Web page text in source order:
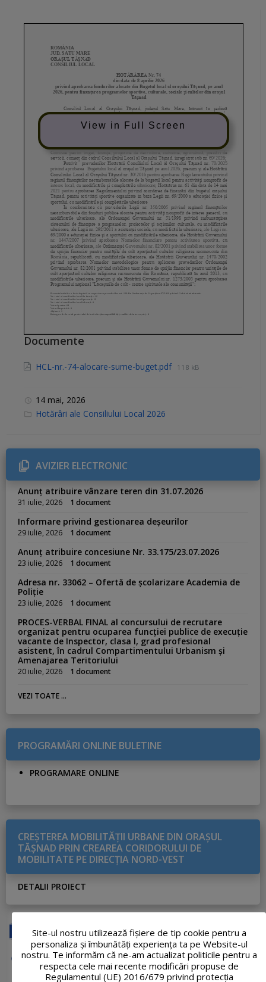
View in Full Screen
Documente
HCL-nr.-74-alocare-sume-buget.pdf 118 kB
14 mai, 2026
C
r
i
e
s
Hotărâri ale Consiliului Local 2026
AVIZIER ELECTRONIC
Anunț atribuire vânzare teren din 31.07.2026
31 iulie, 2026 1 document
Informare privind gestionarea deșeurilor
29 iulie, 2026 1 document
Anunț atribuire concesiune Nr. 33.175/23.07.2026
23 iulie, 2026 1 document
Adresa nr. 33062 – Ofertă de școlarizare Academia de
Poliție
23 iulie, 2026 1 document
PROCES-VERBAL FINAL al concursului de recrutare
organizat pentru ocuparea funcției publice de execuție
vacante de Inspector, clasa I, grad profesional
asistent, în cadrul Compartimentului Urbanism și
Amenajarea Teritoriului
20 iulie, 2026 1 document
VEZI TOATE ...
PROGRAMĂRI ONLINE BULETINE
PROGRAMARE ONLINE
CREŞTEREA MOBILITĂŢII URBANE DIN ORAŞUL
TĂŞNAD PRIN CREAREA CORIDORULUI DE
MOBILITATE PE DIRECŢIA NORD-VEST
DETALII PROIECT
Site-ul nostru utilizează fişiere de tip cookie pentru a
personaliza și îmbunătăți experiența ta pe Website-ul
nostru. Te informăm că ne-am actualizat politicile pentru a
respecta cele mai recente modificări propuse de
Regulamentul (UE) 2016/679 privind protecția